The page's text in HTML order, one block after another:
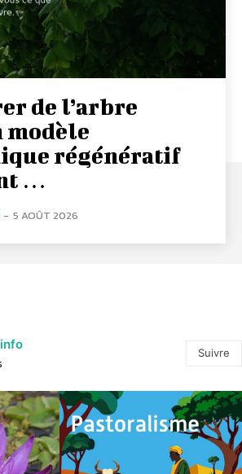
de l’arbre
modèle
régénératif
…
- 5 AOÛT 2026
Suivre